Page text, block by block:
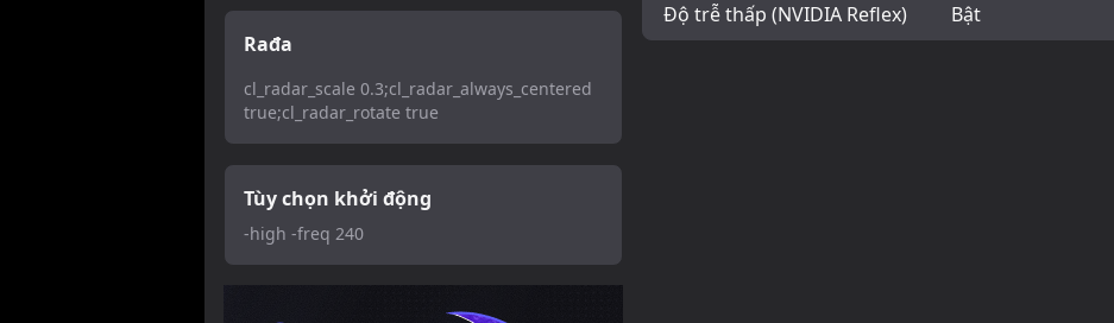
Rađa
cl_radar_scale 0.3;cl_radar_always_centered
true;cl_radar_rotate true
Tùy chọn khởi động
-high -freq 240
Độ trễ thấp (NVIDIA Reflex)
Bật